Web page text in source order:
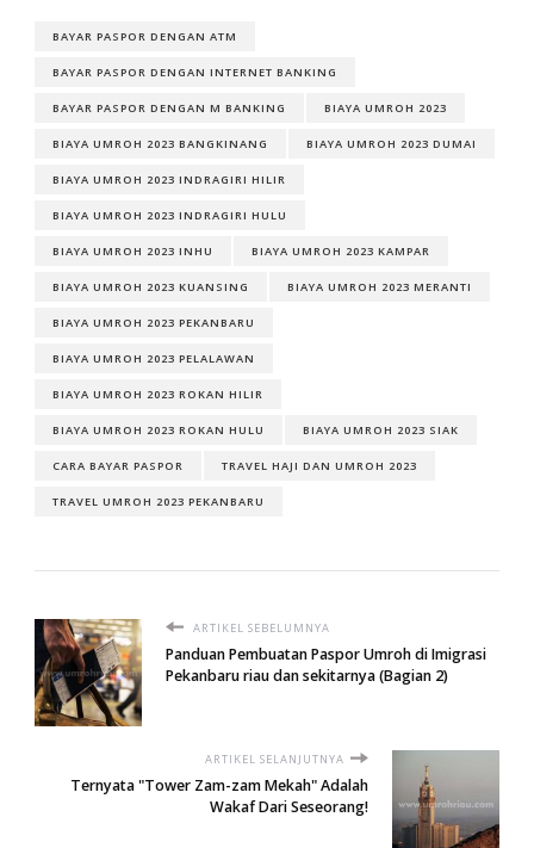
BAYAR PASPOR DENGAN ATM
BAYAR PASPOR DENGAN INTERNET BANKING
BAYAR PASPOR DENGAN M BANKING BIAYA UMROH 2023
BIAYA UMROH 2023 BANGKINANG BIAYA UMROH 2023 DUMAI
BIAYA UMROH 2023 INDRAGIRI HILIR
BIAYA UMROH 2023 INDRAGIRI HULU
BIAYA UMROH 2023 INHU BIAYA UMROH 2023 KAMPAR
BIAYA UMROH 2023 KUANSING BIAYA UMROH 2023 MERANTI
BIAYA UMROH 2023 PEKANBARU
BIAYA UMROH 2023 PELALAWAN
BIAYA UMROH 2023 ROKAN HILIR
BIAYA UMROH 2023 ROKAN HULU BIAYA UMROH 2023 SIAK
CARA BAYAR PASPOR TRAVEL HAJI DAN UMROH 2023
TRAVEL UMROH 2023 PEKANBARU
ARTIKEL SEBELUMNYA
Panduan Pembuatan Paspor Umroh di Imigrasi
Pekanbaru riau dan sekitarnya (Bagian 2)
ARTIKEL SELANJUTNYA
Ternyata "Tower Zam-zam Mekah" Adalah
Wakaf Dari Seseorang!